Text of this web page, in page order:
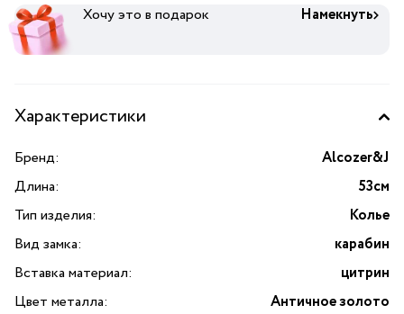
Хочу это в подарок Намекнуть
Характеристики
Бренд:
Alcozer&J
Длина:
53см
Тип изделия:
Колье
Вид замка:
карабин
Вставка материал:
цитрин
Цвет металла:
Античное золото